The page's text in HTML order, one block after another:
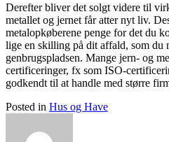
Derefter bliver det solgt videre til
metallet og jernet får atter nyt liv.
metalopkøberene penge for det du
lige en skilling på dit affald, som du
genbrugspladsen. Mange jern- og
certificeringer, fx som ISO-
godkendt til at handle med større
Posted in Hus og Have